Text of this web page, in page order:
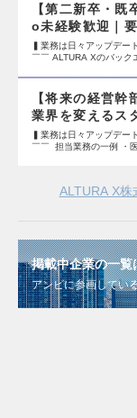
【第二新卒・
o未経験歓迎｜
▍業務は日々アップデー
￣￣ ALTURA Xのバック
【将来の経営
業界を変えるス
▍業務は日々アップデー
￣￣ 担当業務の一例 ・
ALTURA X株
掲載中企業の一覧
アンビに参画してい